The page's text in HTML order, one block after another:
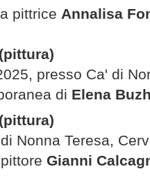
pittrice Annalisa
(pittura)
presso Ca' di
di Elena
Nonna Teresa,
Gianni